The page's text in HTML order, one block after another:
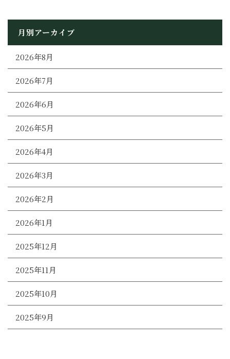
月別アーカイブ
2026年8月
2026年7月
2026年6月
2026年5月
2026年4月
2026年3月
2026年2月
2026年1月
2025年12月
2025年11月
2025年10月
2025年9月